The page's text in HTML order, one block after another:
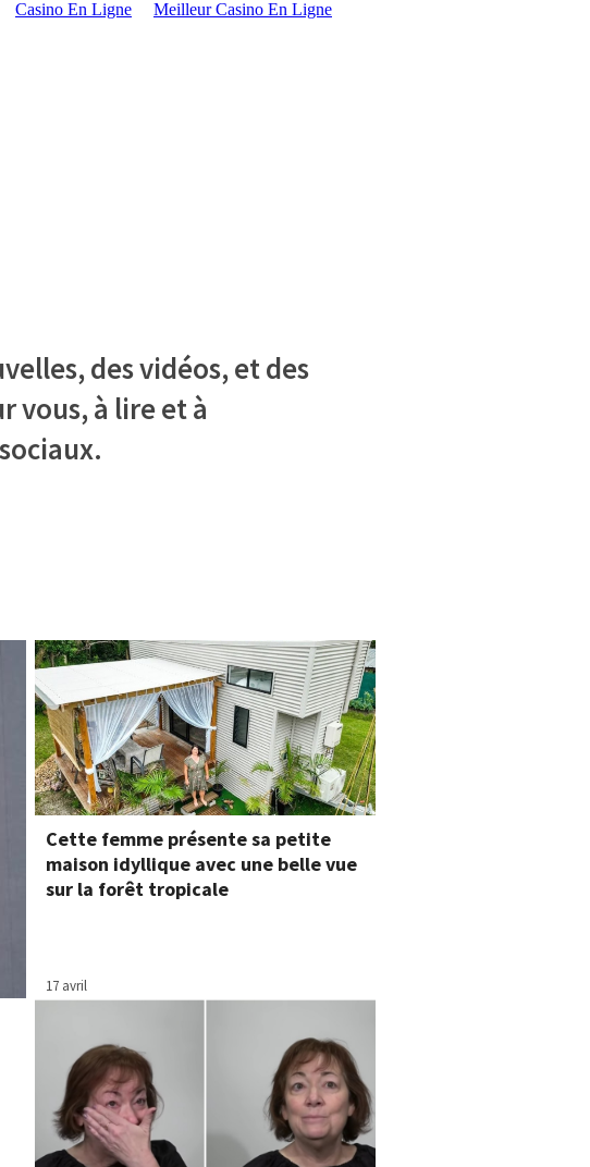
Casino En Ligne Meilleur Casino En Ligne
des vidéos, et des
vous, à lire et à
Cette femme présente sa petite
maison idyllique avec une belle vue
sur la forêt tropicale
17 avril